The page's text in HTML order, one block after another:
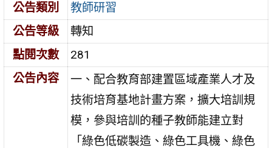
公告類別
教師研習
公告等級
轉知
點閱次數
281
公告內容
一、配合教育部建置區域產業人才及
技術培育基地計畫方案，擴大培訓規
模，參與培訓的種子教師能建立對
「綠色低碳製造、綠色工具機、綠色